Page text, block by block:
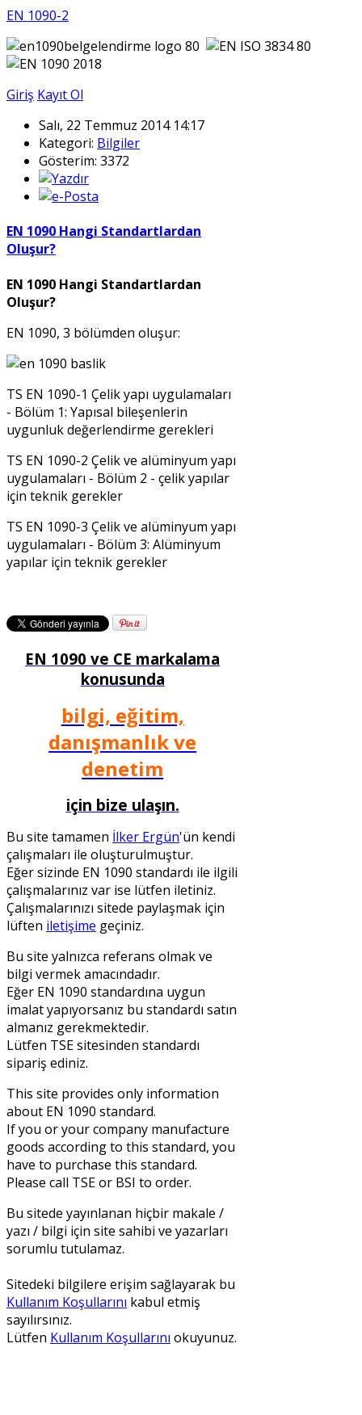
EN 1090-2
Giriş Kayıt Ol
Salı, 22 Temmuz 2014 14:17
Kategori: Bilgiler
Gösterim: 3372
EN 1090 Hangi Standartlardan
Oluşur?
EN 1090 Hangi Standartlardan
Oluşur?
EN 1090, 3 bölümden oluşur:
TS EN 1090-1 Çelik yapı uygulamaları
- Bölüm 1: Yapısal bileşenlerin
uygunluk değerlendirme gerekleri
TS EN 1090-2 Çelik ve alüminyum yapı
uygulamaları - Bölüm 2 - çelik yapılar
için teknik gerekler
TS EN 1090-3 Çelik ve alüminyum yapı
uygulamaları - Bölüm 3: Alüminyum
yapılar için teknik gerekler
EN 1090 ve CE markalama
konusunda
bilgi, eğitim,
danışmanlık ve
denetim
için bize ulaşın.
Bu site tamamen İlker Ergün'ün kendi
çalışmaları ile oluşturulmuştur.
Eğer sizinde EN 1090 standardı ile ilgili
çalışmalarınız var ise lütfen iletiniz.
Çalışmalarınızı sitede paylaşmak için
lüften iletişime geçiniz.
Bu site yalnızca referans olmak ve
bilgi vermek amacındadır.
Eğer EN 1090 standardına uygun
imalat yapıyorsanız bu standardı satın
almanız gerekmektedir.
Lütfen TSE sitesinden standardı
sipariş ediniz.
This site provides only information
about EN 1090 standard.
If you or your company manufacture
goods according to this standard, you
have to purchase this standard.
Please call TSE or BSI to order.
Bu sitede yayınlanan hiçbir makale /
yazı / bilgi için site sahibi ve yazarları
sorumlu tutulamaz.
Sitedeki bilgilere erişim sağlayarak bu
Kullanım Koşullarını kabul etmiş
sayılırsınız.
Lütfen Kullanım Koşullarını okuyunuz.